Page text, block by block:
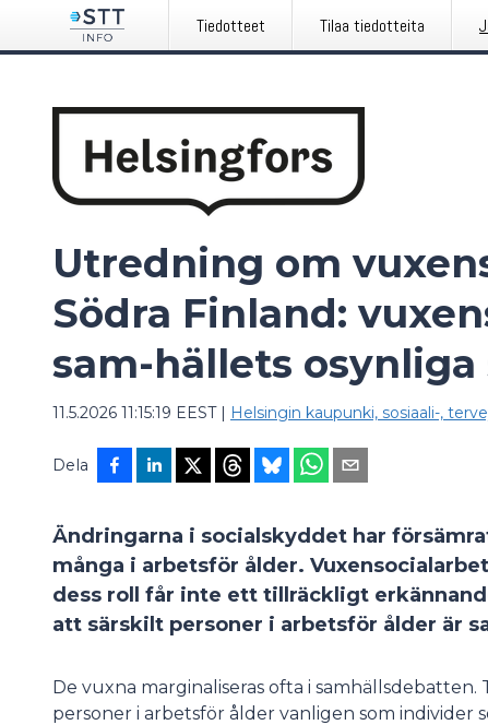
Tiedotteet Tilaa tiedotteita
Utredning om
Södra Finland:
sam-hällets
11.5.2026 11:15:19 EEST| Helsingin kaupunki, sosiaali-,
Dela
Ändringarna i socialskyddet har
många i arbetsför ålder.
dess roll får inte ett tillräckligt
att särskilt personer i arbetsför ålder är
De vuxna marginaliseras ofta i
personer i arbetsför ålder vanligen som individer